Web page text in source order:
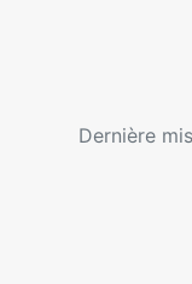
Dernière